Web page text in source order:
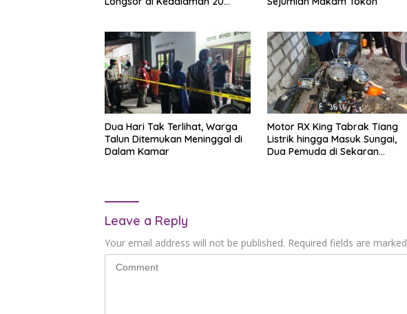
Dua Hari Tak Terlihat, Warga
Talun Ditemukan Meninggal di
Dalam Kamar
Motor RX King Tabrak Tiang
Listrik hingga Masuk Sungai,
Dua Pemuda di Sekaran
Leave a Reply
Your email address will not be published. Required fields are marked